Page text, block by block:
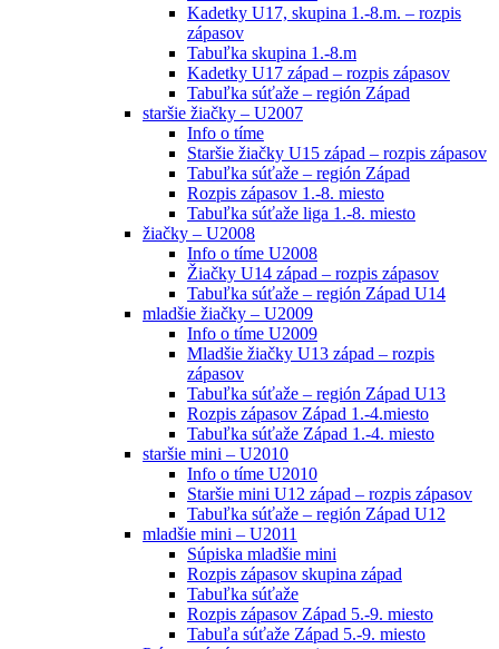
Kadetky U17, skupina 1.-8.m. – rozpis
zápasov
Tabuľka skupina 1.-8.m
Kadetky U17 západ – rozpis zápasov
Tabuľka súťaže – región Západ
staršie žiačky – U2007
Info o tíme
Staršie žiačky U15 západ – rozpis zápasov
Tabuľka súťaže – región Západ
Rozpis zápasov 1.-8. miesto
Tabuľka súťaže liga 1.-8. miesto
žiačky – U2008
Info o tíme U2008
Žiačky U14 západ – rozpis zápasov
Tabuľka súťaže – región Západ U14
mladšie žiačky – U2009
Info o tíme U2009
Mladšie žiačky U13 západ – rozpis
zápasov
Tabuľka súťaže – región Západ U13
Rozpis zápasov Západ 1.-4.miesto
Tabuľka súťaže Západ 1.-4. miesto
staršie mini – U2010
Info o tíme U2010
Staršie mini U12 západ – rozpis zápasov
Tabuľka súťaže – región Západ U12
mladšie mini – U2011
Súpiska mladšie mini
Rozpis zápasov skupina západ
Tabuľka súťaže
Rozpis zápasov Západ 5.-9. miesto
Tabuľa súťaže Západ 5.-9. miesto